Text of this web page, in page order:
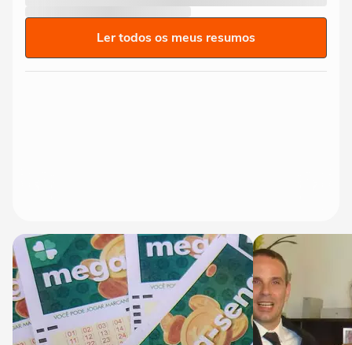
Ler todos os meus resumos